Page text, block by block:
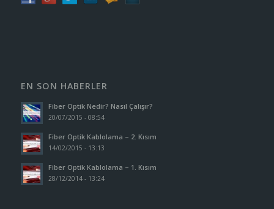
EN SON HABERLER
Fiber Optik Nedir? Nasıl Çalışır?
20/07/2015 - 08:54
Fiber Optik Kablolama – 2. Kısım
14/02/2015 - 13:13
Fiber Optik Kablolama – 1. Kısım
28/12/2014 - 13:24